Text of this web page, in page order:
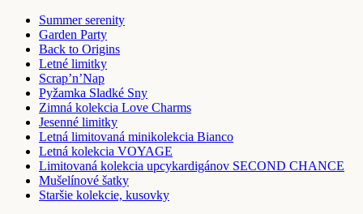
Summer serenity
Garden Party
Back to Origins
Letné limitky
Scrap’n’Nap
Pyžamka Sladké Sny
Zimná kolekcia Love Charms
Jesenné limitky
Letná limitovaná minikolekcia Bianco
Letná kolekcia VOYAGE
Limitovaná kolekcia upcykardigánov SECOND CHANCE
Mušelínové šatky
Staršie kolekcie, kusovky